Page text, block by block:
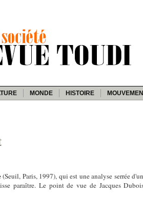
MONDE HISTOIRE
(Seuil, Paris, 1997), qui est une analyse serrée
paraître. Le point de vue de Jacques